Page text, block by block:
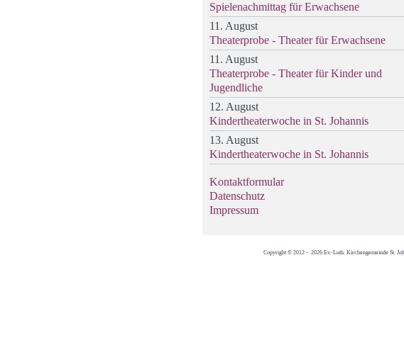
Spielenachmittag für Erwachsene
11. August
Theaterprobe - Theater für Erwachsene
11. August
Theaterprobe - Theater für Kinder und
Jugendliche
12. August
Kindertheaterwoche in St. Johannis
13. August
Kindertheaterwoche in St. Johannis
Kontaktformular
Datenschutz
Impressum
Copyright © 2012 - 2026 Ev.-Luth. Kirchengemeinde St.